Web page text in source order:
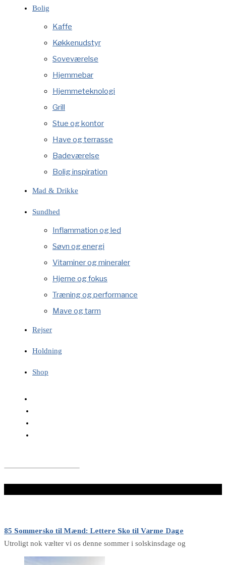
Bolig
Kaffe
Køkkenudstyr
Soveværelse
Hjemmebar
Hjemmeteknologi
Grill
Stue og kontor
Have og terrasse
Badeværelse
Bolig inspiration
Mad & Drikke
Sundhed
Inflammation og led
Søvn og energi
Vitaminer og mineraler
Hjerne og fokus
Træning og performance
Mave og tarm
Rejser
Holdning
Shop
85 Sommersko til Mænd: Lettere Sko til Varme Dage
Utroligt nok vælter vi os denne sommer i solskinsdage og